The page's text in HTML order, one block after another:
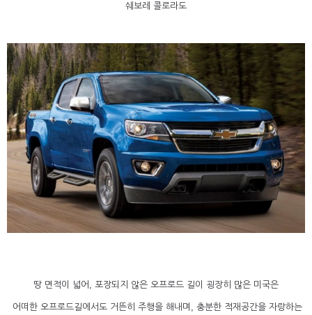
쉐보레 콜로라도
땅 면적이 넓어, 포장되지 않은 오프로드 길이 굉장히 많은 미국은
어떠한 오프로드길에서도 거뜬히 주행을 해내며, 충분한 적재공간을 자랑하는